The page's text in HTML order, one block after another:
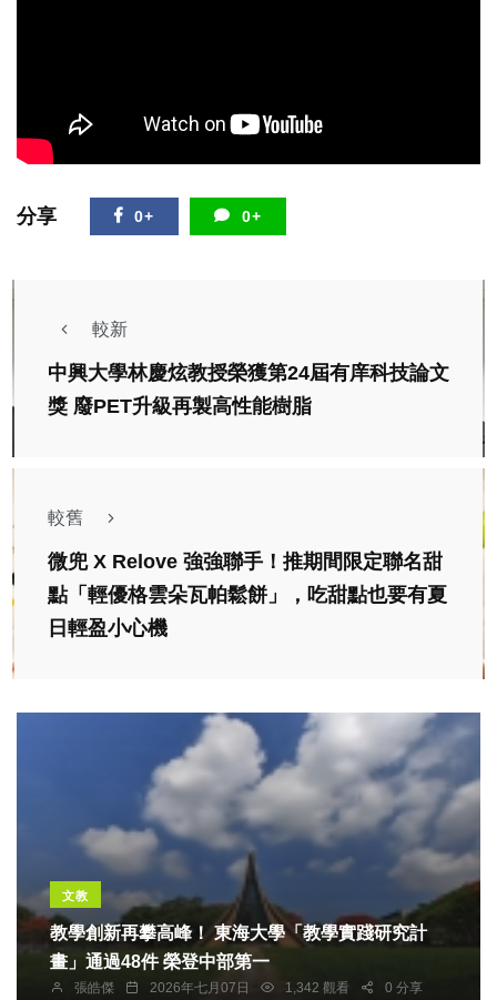
分享 0+ 0+
較新
中興大學林慶炫教授榮獲第24屆有庠科技論文
獎 廢PET升級再製高性能樹脂
較舊
微兜 X Relove 強強聯手！推期間限定聯名甜
點「輕優格雲朵瓦帕鬆餅」，吃甜點也要有夏
日輕盈小心機
文教
教學創新再攀高峰！ 東海大學「教學實踐研究計
畫」通過48件 榮登中部第一
張皓傑 2026年七月07日 1,342 觀看 0 分享